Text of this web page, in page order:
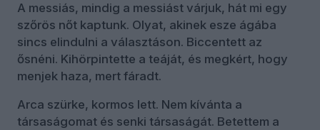
A messiás, mindig a messiást várjuk, hát mi egy
szőrös nőt kaptunk. Olyat, akinek esze ágába
sincs elindulni a választáson. Biccentett az
ősnéni. Kihörpintette a teáját, és megkért, hogy
menjek haza, mert fáradt.
Arca szürke, kormos lett. Nem kívánta a
társaságomat és senki társaságát. Betettem a